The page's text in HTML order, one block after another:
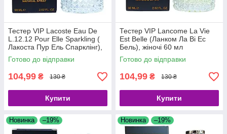
Тестер VIP Lacoste Eau De
L.12.12 Pour Elle Sparkling (
Лакоста Пур Ель Спарклінг),
жіночі 60 мл
Готово до відправки
104,99 ₴ 130 ₴
Купити
Тестер VIP Lancome La Vie
Est Belle (Ланком Ла Ві Ес
Бель), жіночі 60 мл
Готово до відправки
104,99 ₴ 130 ₴
Купити
Новинка –19% Новинка –19%